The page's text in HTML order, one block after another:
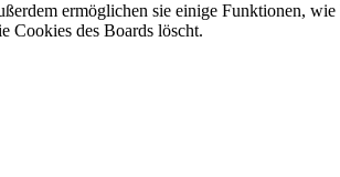
ermöglichen sie einige Funktionen, wie
Cookies des Boards löscht.